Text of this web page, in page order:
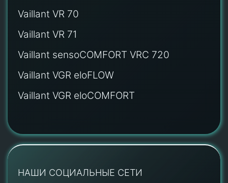
Vaillant VR 70
Vaillant VR 71
Vaillant sensoCOMFORT VRC 720
Vaillant VGR eloFLOW
Vaillant VGR eloCOMFORT
НАШИ СОЦИАЛЬНЫЕ СЕТИ